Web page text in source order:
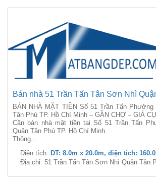
Bán nhà 51 Trần Tấn Tân Sơn Nhì
BÁN NHÀ MẶT TIỀN Số 51 Trần Tấn
Tân Phú TP. Hồ Chí Minh – GẦN CHỢ – GIÁ
Cần bán nhà mặt tiền tại Số 51 Trần Tấn
Quận Tân Phú TP. Hồ Chí Minh.
Thông...
Diện tích: DT: 8.0m x 20.0m, diện tích:
Địa chỉ: 51 Trần Tấn Tân Sơn Nhì Quận Tân